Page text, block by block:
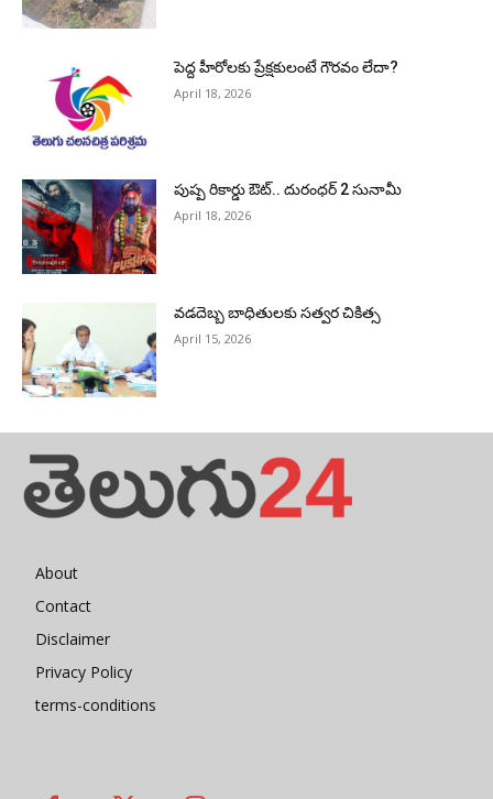
పెద్ద హీరోల‌కు ప్రేక్ష‌కులంటే గౌర‌వం లేదా?
April 18, 2026
పుష్ప రికార్డు ఔట్‌.. దురంధ‌ర్ 2 సునామీ
April 18, 2026
వడదెబ్బ బాధితులకు సత్వర చికిత్స
April 15, 2026
About
Contact
Disclaimer
Privacy Policy
terms-conditions